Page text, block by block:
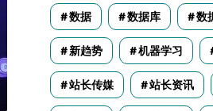
数据 数据库 数
新趋势 机器学习
站长传媒 站长资讯